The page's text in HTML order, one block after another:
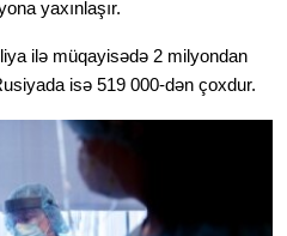
yaxınlaşır.
ilə müqayisədə 2 milyondan
isə 519 000-dən çoxdur.